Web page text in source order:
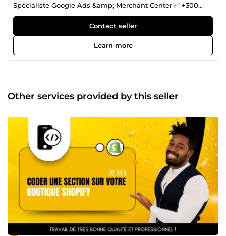
Spécialiste Google Ads &amp; Merchant Center ✅ +300
clients satisfaits | 8 ans d’expérience 🛠️ Sites vitrines, e-
commerce, blogs, réservations, portfolios, etc. 🧩 Spécialiste
du développement de sections personnalisées sur Shopify
🎯 Design pro, performance, solutions sur mesure 📈
Stratégies SEO puissantes pour booster votre visibilité 🚀
Parlons-en sur ComeUp ! 👉 Cliquez sur &quot;Contacter le
vendeur&quot; pour démarrer. NB : Pour certains services
votre site, par exemple sur Shopify, ou d’effectuer une
sauvegarde via une extension WordPress, ou encore sur
une autre plateforme. Cette procédure permet de garantir
la sécurité de votre site principal et d'éviter tout risque de
dommage, car j’en suis responsable durant l’intervention.
Si vous constatez cette duplication ou sauvegarde, sachez
que cela est fait uniquement dans votre intérêt et non
pour conserver votre site. C’est une recommandation
standard dans le domaine du développement web afin
d’assurer la protection de votre site. Merci.
Contact seller
Learn more
Other services provided by this seller